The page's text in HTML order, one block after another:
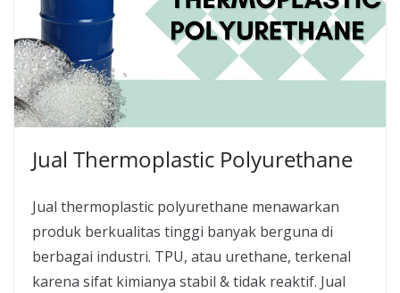
Jual Thermoplastic Polyurethane
Jual thermoplastic polyurethane menawarkan
produk berkualitas tinggi banyak berguna di
berbagai industri. TPU, atau urethane, terkenal
karena sifat kimianya stabil & tidak reaktif. Jual